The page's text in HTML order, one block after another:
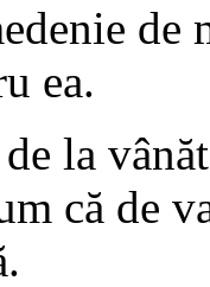
de
ea.
la
că de